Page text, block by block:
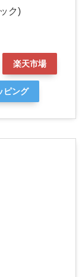
ク)
楽天市場
ピング